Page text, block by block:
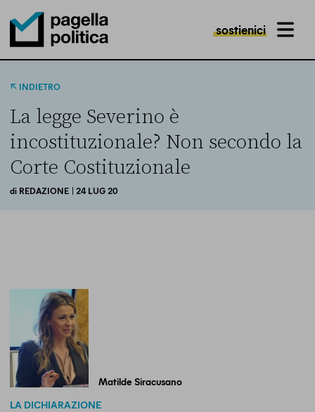
Pagella Politica Logo
sostienici MENU
INDIETRO
La legge Severino è
incostituzionale? Non secondo la
Corte Costituzionale
di REDAZIONE | 24 LUG 20
Matilde Siracusano
LA DICHIARAZIONE